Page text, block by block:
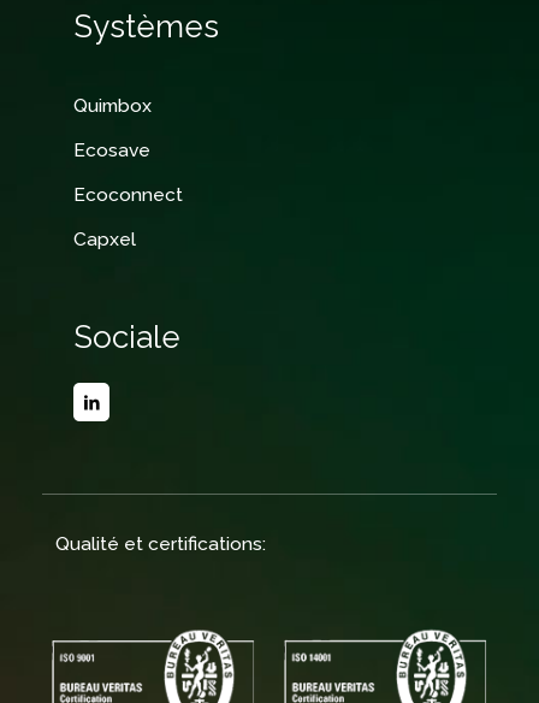
Systèmes
Quimbox
Ecosave
Ecoconnect
Capxel
Sociale
Qualité et certifications: